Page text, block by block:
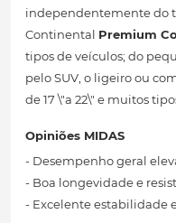
independentemente do
Continental Premium
tipos de veículos; do
pelo SUV, o ligeiro ou
de 17 \"a 22\" e muitos
Opiniões MIDAS
- Desempenho geral
- Boa longevidade e
- Excelente estabilidade